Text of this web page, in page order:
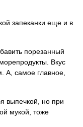
запеканки еще и в
порезанный
Вкус
А, самое главное,
выпечкой, но при
мукой, тоже